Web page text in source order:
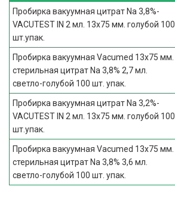
Пробирка вакуумная цитрат Na 3,8%-
VACUTEST IN 2 мл. 13х75 мм. голубой 100
шт.упак.
Пробирка вакуумная Vacumed 13х75 мм.
стерильная цитрат Na 3,8% 2,7 мл.
светло-голубой 100 шт. упак.
Пробирка вакуумная цитрат Na 3,2%-
VACUTEST IN 2 мл. 13х75 мм. голубой 100
шт.упак.
Пробирка вакуумная Vacumed 13х75 мм.
стерильная цитрат Na 3,8% 3,6 мл.
светло-голубой 100 шт. упак.